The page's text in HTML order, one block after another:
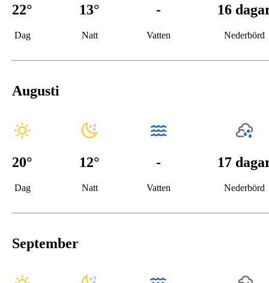
22°
Dag
13°
Natt
-
Vatten
16
Nederbörd
Augusti
20°
Dag
12°
Natt
-
Vatten
17
Nederbörd
September